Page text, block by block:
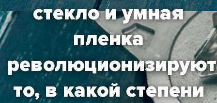
стекло и умная
пленка
революционизируют
то, в какой степени